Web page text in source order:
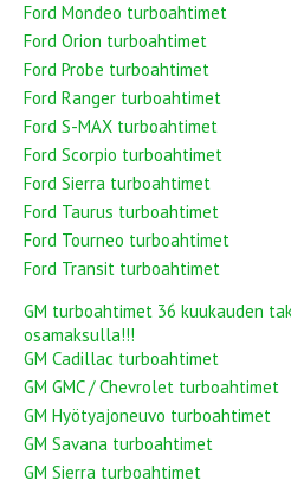
Ford Mondeo turboahtimet
Ford Orion turboahtimet
Ford Probe turboahtimet
Ford Ranger turboahtimet
Ford S-MAX turboahtimet
Ford Scorpio turboahtimet
Ford Sierra turboahtimet
Ford Taurus turboahtimet
Ford Tourneo turboahtimet
Ford Transit turboahtimet
GM turboahtimet 36 kuukauden
osamaksulla!!!
GM Cadillac turboahtimet
GM GMC / Chevrolet turboahtimet
GM Hyötyajoneuvo turboahtimet
GM Savana turboahtimet
GM Sierra turboahtimet